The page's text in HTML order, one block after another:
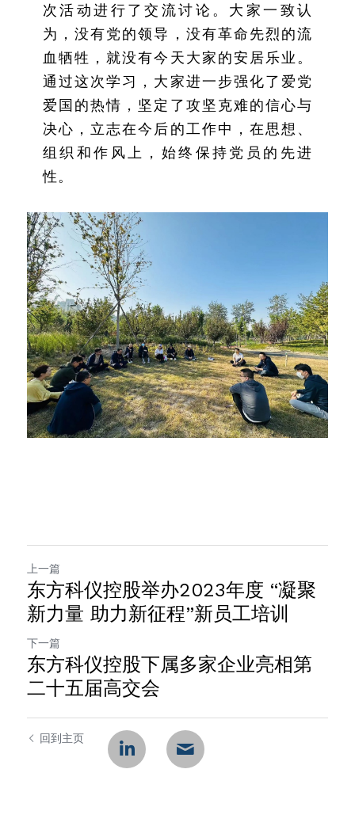
次活动进行了交流讨论。大家一致认
为，没有党的领导，没有革命先烈的流
血牺牲，就没有今天大家的安居乐业。
通过这次学习，大家进一步强化了爱党
爱国的热情，坚定了攻坚克难的信心与
决心，立志在今后的工作中，在思想、
组织和作风上，始终保持党员的先进
性。
上一篇
东方科仪控股举办2023年度 “凝聚
新力量 助力新征程”新员工培训
下一篇
东方科仪控股下属多家企业亮相第
二十五届高交会
回到主页